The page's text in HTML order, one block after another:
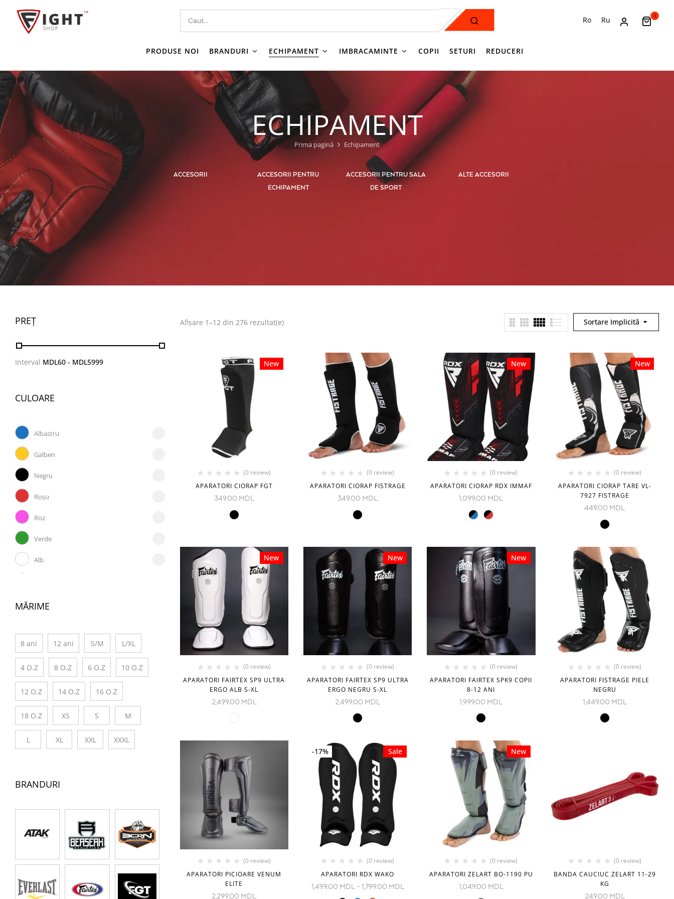
Ro Ru 0
PRODUSE NOI BRANDURI ECHIPAMENT IMBRACAMINTE COPII SETURI REDUCERI
ECHIPAMENT
Prima pagină Echipament
TRICOU I MAIOU ACCESORII
ACCESORII PENTRU
ECHIPAMENT
ACCESORII PENTRU SALA
DE SPORT
ALTE ACCESORII
PREȚ
Interval MDL60 - MDL5999
CULOARE
Albastru
Galben
Negru
Roșu
Roz
Verde
Alb
Alb/Auriu
Alb/Roșu
Alb/Roz
Negru/Alb
Negru/Albastru
Negru/Auriu
Negru/Rosu
Negru/Sur
Roz/Negru
MĂRIME
8 ani 12 ani S/M L/XL
4 O.Z 8 O.Z 6 O.Z 10 O.Z
12 O.Z 14 O.Z 16 O.Z
18 O.Z XS S M
L XL XXL XXXL
BRANDURI
Sortare Implicită
Afișare 1–12 din 276 rezultat(e)
New
(0 review)
APARATORI CIORAP FGT
349.00 MDL
(0 review)
APARATORI CIORAP FISTRAGE
349.00 MDL
New
(0 review)
APARATORI CIORAP RDX IMMAF
1,099.00 MDL
New
(0 review)
APARATORI CIORAP TARE VL-
7927 FISTRAGE
449.00 MDL
New
(0 review)
APARATORI FAIRTEX SP9 ULTRA
ERGO ALB S-XL
2,499.00 MDL
New
(0 review)
APARATORI FAIRTEX SP9 ULTRA
ERGO NEGRU S-XL
2,499.00 MDL
New
(0 review)
APARATORI FAIRTEX SPK9 COPII
8-12 ANI
1,999.00 MDL
(0 review)
APARATORI FISTRAGE PIELE
NEGRU
1,449.00 MDL
(0 review)
APARATORI PICIOARE VENUM
ELITE
2,299.00 MDL
Sale
-17%
(0 review)
APARATORI RDX WAKO
1,499.00 MDL – 1,799.00 MDL
New
(0 review)
APARATORI ZELART BO-1190 PU
1,049.00 MDL
(0 review)
BANDA CAUCIUC ZELART 11-29
KG
249.00 MDL